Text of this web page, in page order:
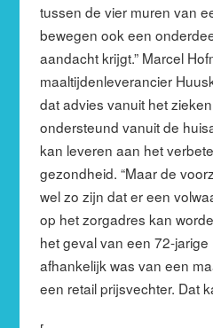
tussen de vier muren van
bewegen ook een
aandacht krijgt.” Marcel
maaltijdenleverancier
dat advies vanuit het
ondersteund vanuit de
kan leveren aan het
gezondheid. “Maar de
wel zo zijn dat er een
op het zorgadres kan
het geval van een 72-jarige
afhankelijk was van een
een retail prijsvechter. Dat